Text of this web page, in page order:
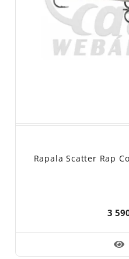
Rapala Scatter Rap
3